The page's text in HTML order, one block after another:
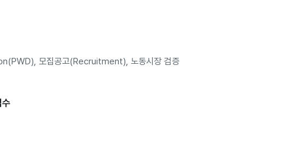
모집공고(Recruitment), 노동시장 검증